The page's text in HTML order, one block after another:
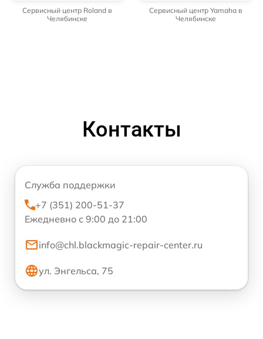
Сервисный центр Roland в
Челябинске
Сервисный центр Yamaha в
Челябинске
Контакты
Служба поддержки
+7 (351) 200-51-37
Ежедневно с 9:00 до 21:00
info@chl.blackmagic-repair-center.ru
ул. Энгельса, 75